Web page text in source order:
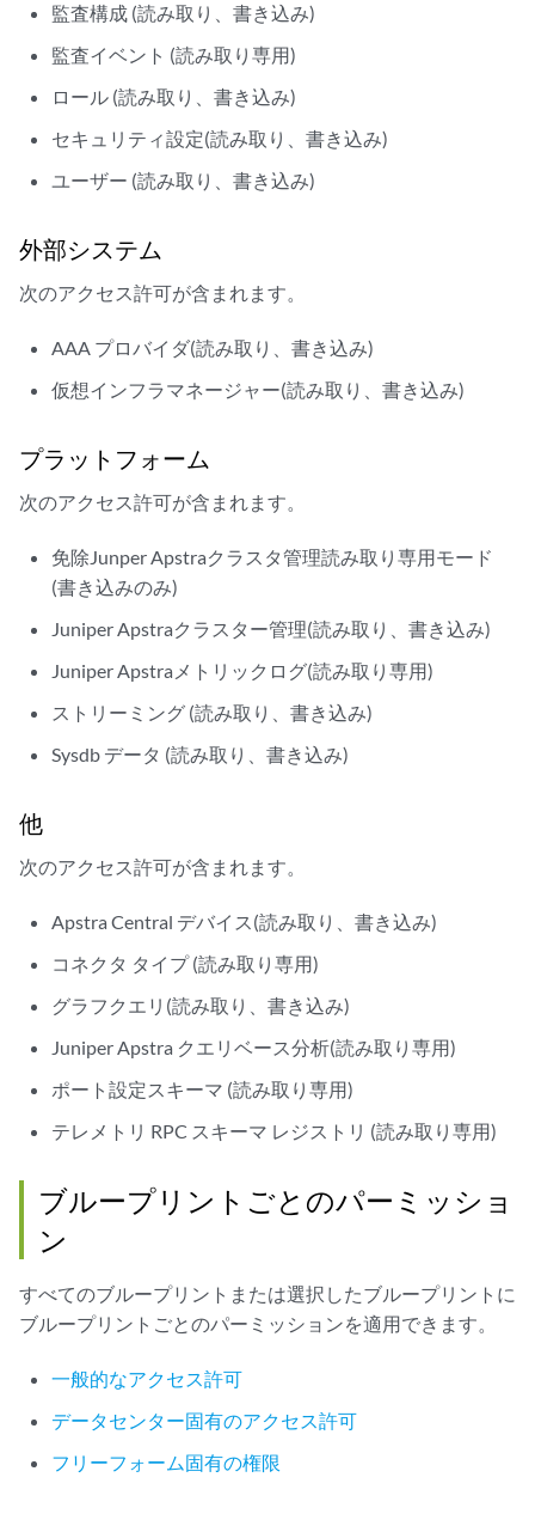
監査構成 (読み取り、書き込み)
監査イベント (読み取り専用)
ロール (読み取り、書き込み)
セキュリティ設定(読み取り、書き込み)
ユーザー (読み取り、書き込み)
外部システム
次のアクセス許可が含まれます。
AAA プロバイダ(読み取り、書き込み)
仮想インフラマネージャー(読み取り、書き込み)
プラットフォーム
次のアクセス許可が含まれます。
免除Junper Apstraクラスタ管理読み取り専用モード
(書き込みのみ)
Juniper Apstraクラスター管理(読み取り、書き込み)
Juniper Apstraメトリックログ(読み取り専用)
ストリーミング (読み取り、書き込み)
Sysdb データ (読み取り、書き込み)
他
次のアクセス許可が含まれます。
Apstra Central デバイス(読み取り、書き込み)
コネクタ タイプ (読み取り専用)
グラフクエリ(読み取り、書き込み)
Juniper Apstra クエリベース分析(読み取り専用)
ポート設定スキーマ (読み取り専用)
テレメトリ RPC スキーマ レジストリ (読み取り専用)
ブループリントごとのパーミッショ
ン
すべてのブループリントまたは選択したブループリントに
ブループリントごとのパーミッションを適用できます。
一般的なアクセス許可
データセンター固有のアクセス許可
フリーフォーム固有の権限